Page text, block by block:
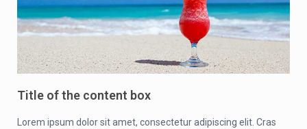
Title of the content box
Lorem ipsum dolor sit amet, consectetur adipiscing elit. Cras